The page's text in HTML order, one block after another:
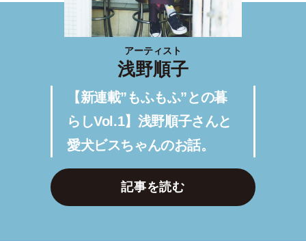
アーティスト
浅野順子
【新連載”もふもふ”との暮
らしVol.1】浅野順子さんと
愛犬ビスちゃんのお話。
記事を読む